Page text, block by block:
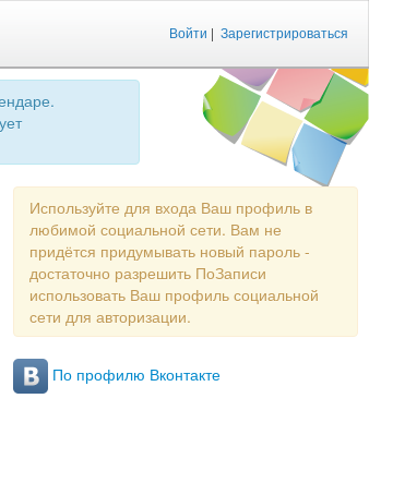
Войти | Зарегистрироваться
Используйте для входа Ваш профиль в
любимой социальной сети. Вам не
придётся придумывать новый пароль -
достаточно разрешить ПоЗаписи
использовать Ваш профиль социальной
сети для авторизации.
По профилю Вконтакте